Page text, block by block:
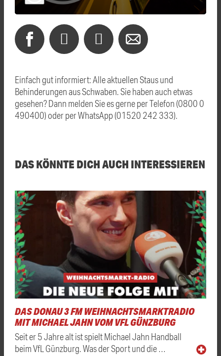
Einfach gut informiert: Alle aktuellen Staus und
Behinderungen aus Schwaben. Sie haben auch etwas
gesehen? Dann melden Sie es gerne per Telefon (0800 0
490400) oder per WhatsApp (01520 242 333).
DAS KÖNNTE DICH AUCH INTERESSIEREN
DAS DONAU 3 FM WEIHNACHTSMARKTRADIO
MIT MICHAEL JAHN VOM VFL GÜNZBURG
Seit er 5 Jahre alt ist spielt Michael Jahn Handball
beim VfL Günzburg. Was der Sport und die …